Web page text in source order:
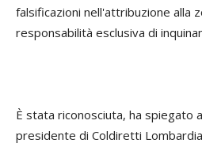
falsificazioni nell'attribuzione alla
responsabilità esclusiva di
È stata riconosciuta, ha spiegato
presidente di Coldiretti